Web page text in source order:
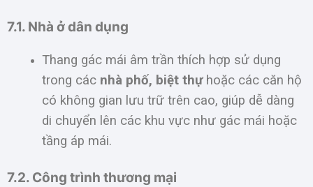
7.1. Nhà ở dân dụng
Thang gác mái âm trần thích hợp sử dụng
trong các nhà phố, biệt thựhoặc các căn hộ
có không gian lưu trữ trên cao, giúp dễ dàng
di chuyển lên các khu vực như gác mái hoặc
tầng áp mái.
7.2. Công trình thương mại